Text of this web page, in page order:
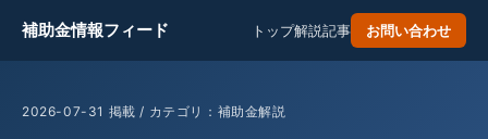
補助金情報フィード トップ解説記事 お問い合わせ
2026-07-31 掲載 / カテゴリ：補助金解説